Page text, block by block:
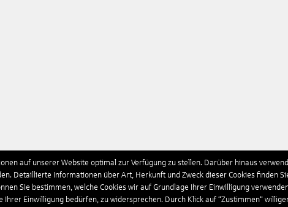
auf unserer Website optimal zur Verfügung zu stellen. Darüber hinaus
Detaillierte Informationen über Art, Herkunft und Zweck dieser Cookies finden
Sie bestimmen, welche Cookies wir auf Grundlage Ihrer Einwilligung
Ihrer Einwilligung bedürfen, zu widersprechen. Durch Klick auf “Zustimmen“